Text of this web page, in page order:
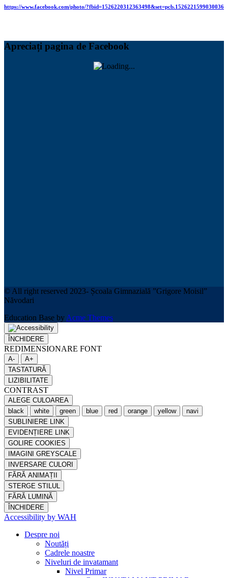
https://www.facebook.com/photo/?fbid=1526220312363498&set=pcb.1526221599030036
Apreciați pagina de Facebook
© All right reserved 2023- Școala Gimnazială ”Grigore Moisil”
Năvodari
Education Base by Acme Themes
ÎNCHIDERE
REDIMENSIONARE FONT
A-
A+
TASTATURĂ
LIZIBILITATE
CONTRAST
ALEGE CULOAREA
black
white green blue red orange yellow
navi
SUBLINIERE LINK
EVIDENȚIERE LINK
GOLIRE COOKIES
IMAGINI GREYSCALE
INVERSARE CULORI
FĂRĂ ANIMAȚII
STERGE STILUL
FĂRĂ LUMINĂ
ÎNCHIDERE
Accessibility by WAH
Despre noi
Noutăți
Cadrele noastre
Niveluri de invatamant
Nivel Primar